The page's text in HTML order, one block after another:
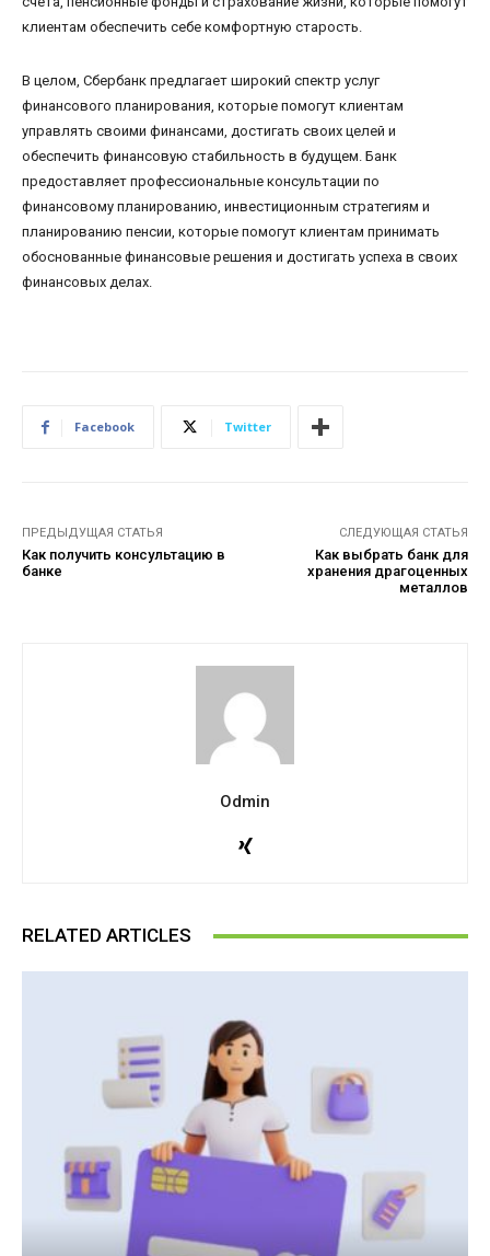
клиентам обеспечить себе комфортную старость.
В целом, Сбербанк предлагает широкий спектр услуг
финансового планирования, которые помогут клиентам
управлять своими финансами, достигать своих целей и
обеспечить финансовую стабильность в будущем. Банк
предоставляет профессиональные консультации по
финансовому планированию, инвестиционным стратегиям и
планированию пенсии, которые помогут клиентам принимать
обоснованные финансовые решения и достигать успеха в своих
финансовых делах.
Facebook Twitter
ПРЕДЫДУЩАЯ СТАТЬЯ
Как получить консультацию в
банке
СЛЕДУЮЩАЯ СТАТЬЯ
Как выбрать банк для
хранения драгоценных
металлов
Odmin
RELATED ARTICLES